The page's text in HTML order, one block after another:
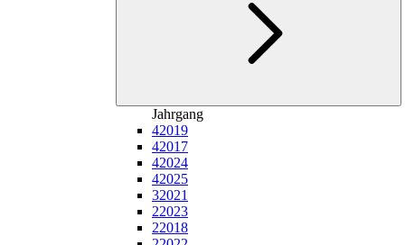
Jahrgang
42019
42017
42024
42025
32021
22023
22018